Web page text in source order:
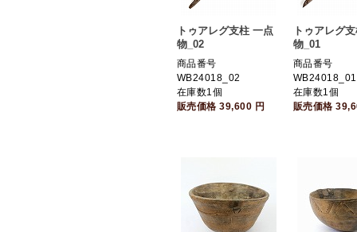
トゥアレグ支柱 一点
物_02
商品番号
WB24018_02
在庫数1個
販売価格39,600 円
トゥアレグ
物_01
商品番号
WB24018_01
在庫数1個
販売価格